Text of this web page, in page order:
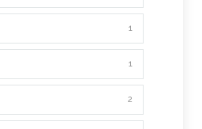
1
1
2